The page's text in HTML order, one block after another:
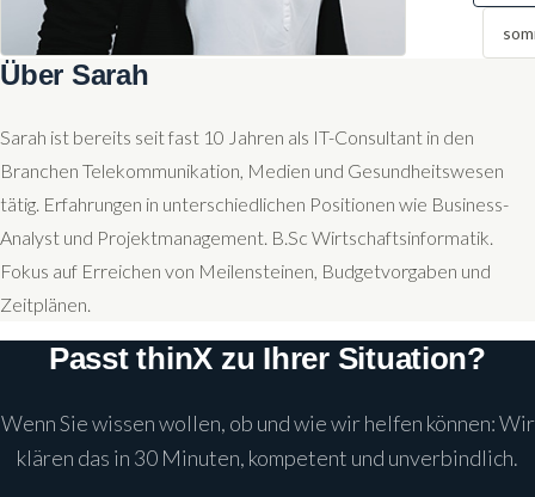
Über Sarah
Sarah ist bereits seit fast 10 Jahren als IT-Consultant in den
Branchen Telekommunikation, Medien und Gesundheitswesen
tätig. Erfahrungen in unterschiedlichen Positionen wie Business-
Analyst und Projektmanagement. B.Sc Wirtschaftsinformatik.
Fokus auf Erreichen von Meilensteinen, Budgetvorgaben und
Zeitplänen.
Passt thinX zu Ihrer Situation?
Wenn Sie wissen wollen, ob und wie wir helfen können: Wir
klären das in 30 Minuten, kompetent und unverbindlich.